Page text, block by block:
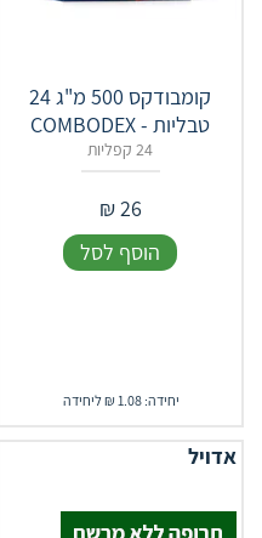
קומבודקס 500 מ"ג 24
טבליות - COMBODEX
24 קפליות
26
₪
הוסף לסל
יחידה: 1.08 ₪ ליחידה
אדויל